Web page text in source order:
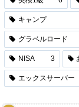
キャンプ
グラベルロード
NISA 3
エックスサーバー